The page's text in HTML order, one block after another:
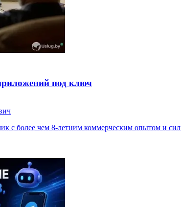
под ключ
с более чем 8-летним коммерческим опытом и